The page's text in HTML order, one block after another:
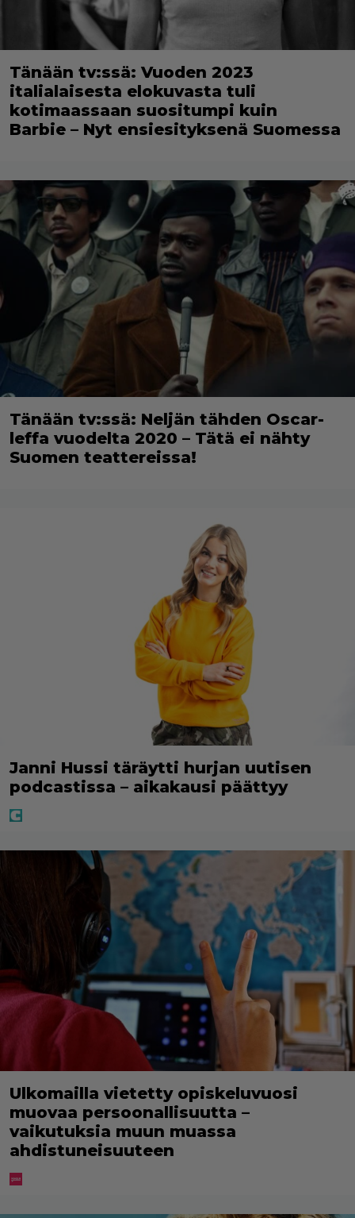
Tänään tv:ssä: Vuoden 2023
italialaisesta elokuvasta tuli
kotimaassaan suositumpi kuin
Barbie – Nyt ensiesityksenä Suomessa
Tänään tv:ssä: Neljän tähden Oscar-
leffa vuodelta 2020 – Tätä ei nähty
Suomen teattereissa!
Janni Hussi täräytti hurjan uutisen
podcastissa – aikakausi päättyy
Ulkomailla vietetty opiskeluvuosi
muovaa persoonallisuutta –
vaikutuksia muun muassa
ahdistuneisuuteen